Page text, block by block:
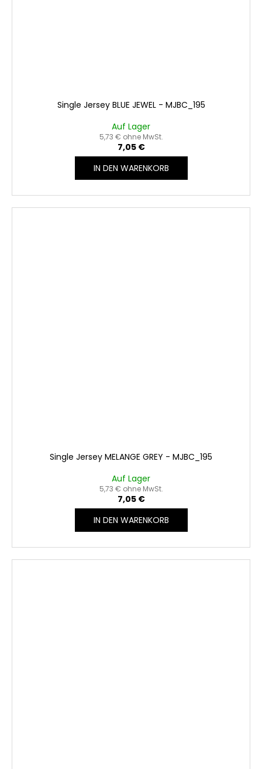
Single Jersey BLUE JEWEL - MJBC_195
Auf Lager
5,73 € ohne MwSt.
7,05 €
IN DEN WARENKORB
Single Jersey MELANGE GREY - MJBC_195
Auf Lager
5,73 € ohne MwSt.
7,05 €
IN DEN WARENKORB